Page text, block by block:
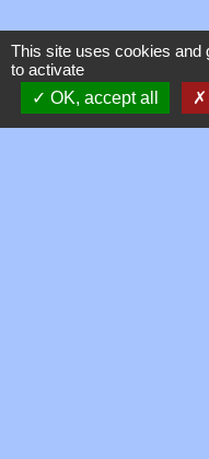
This site uses cookies and
to activate
OK, accept all